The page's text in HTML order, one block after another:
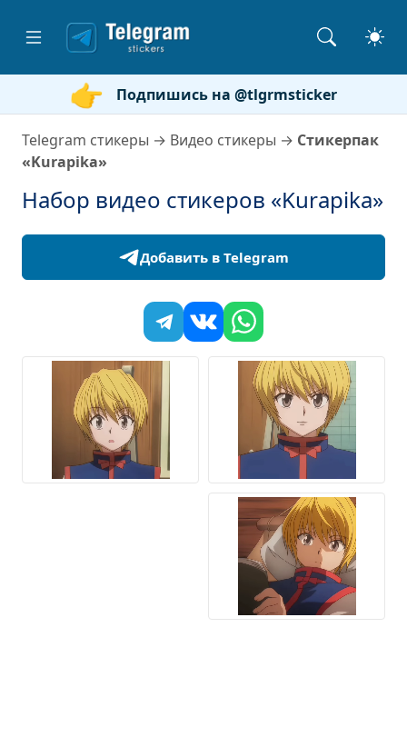
Подпишись на @tlgrmsticker
Telegram стикеры → Видео стикеры → Стикерпак
«Kurapika»
Набор видео стикеров «Kurapika»
Добавить в Telegram